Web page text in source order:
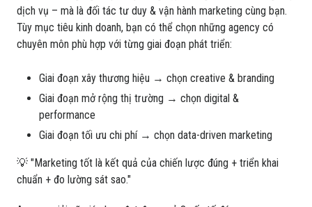
dịch vụ – mà là đối tác tư duy & vận hành marketing cùng bạn.
Tùy mục tiêu kinh doanh, bạn có thể chọn những agency có
chuyên môn phù hợp với từng giai đoạn phát triển:
Giai đoạn xây thương hiệu → chọn creative & branding
Giai đoạn mở rộng thị trường → chọn digital &
performance
Giai đoạn tối ưu chi phí → chọn data-driven marketing
💡 "Marketing tốt là kết quả của chiến lược đúng + triển khai
chuẩn + đo lường sát sao."